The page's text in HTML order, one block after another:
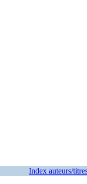
Index auteurs/